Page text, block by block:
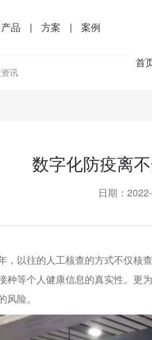
产品 | 方案 | 案例
首
讯
数字化防疫离
日期：
，以往的人工核查的方式不仅核
种等个人健康信息的真实性。更
险。